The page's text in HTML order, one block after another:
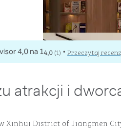
4,0(1) • Przeczytaj
atrakcji i
Xinhui District of Jiangmen